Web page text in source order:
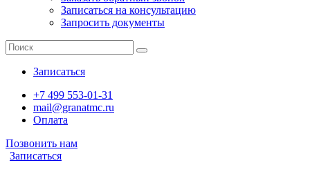
Записаться на консультацию
Запросить документы
Записаться
+7 499 553-01-31
mail@granatmc.ru
Оплата
Позвонить нам
Записаться